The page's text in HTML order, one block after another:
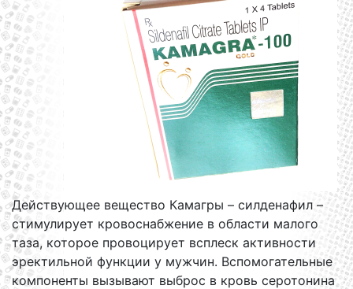
Действующее вещество Камагры – силденафил –
стимулирует кровоснабжение в области малого
таза, которое провоцирует всплеск активности
эректильной функции у мужчин. Вспомогательные
компоненты вызывают выброс в кровь серотонина